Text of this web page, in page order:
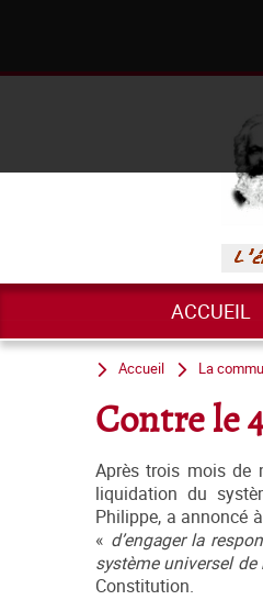
ACCUEIL
Accueil La
Contre le
Après trois mois de
liquidation du
Philippe, a annoncé
« d’engager la
système universel de
Constitution.